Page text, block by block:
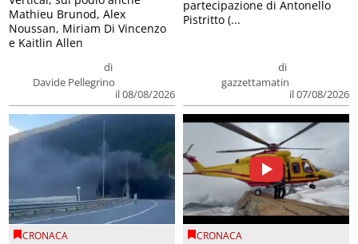
di
Davide Pellegrino
il 08/08/2026
Mathieu Brunod, Alex
Noussan, Miriam Di Vincenzo
e Kaitlin Allen
di
gazzettamatin
il 07/08/2026
partecipazione di Antonello
Pistritto (...
CRONACA CRONACA